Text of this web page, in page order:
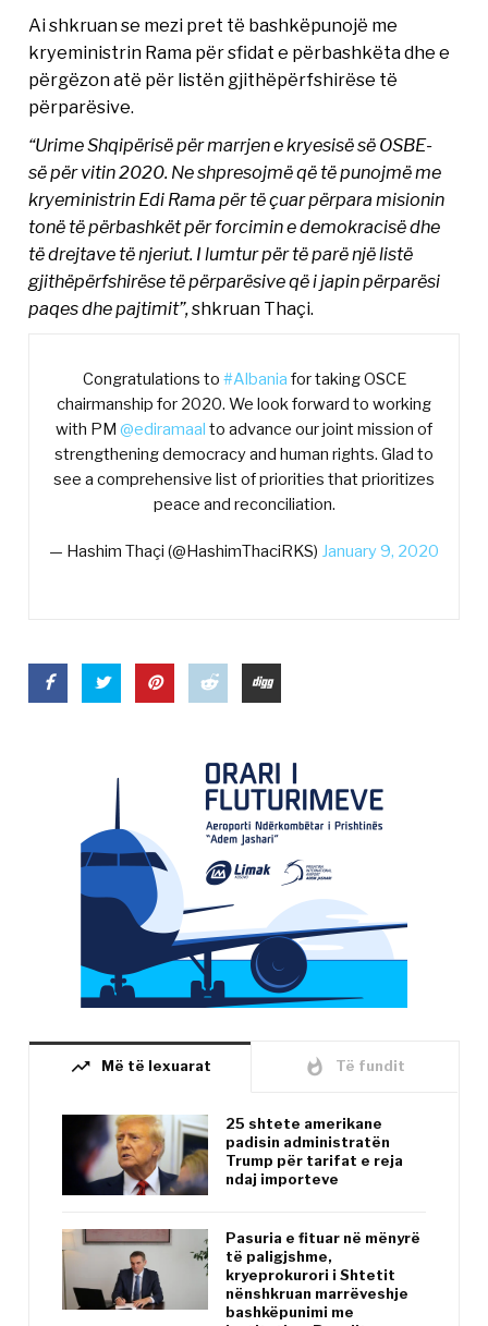
Ai shkruan se mezi pret të bashkëpunojë me
kryeministrin Rama për sfidat e përbashkëta dhe e
përgëzon atë për listën gjithëpërfshirëse të
përparësive.
“Urime Shqipërisë për marrjen e kryesisë së OSBE-
së për vitin 2020. Ne shpresojmë që të punojmë me
kryeministrin Edi Rama për të çuar përpara misionin
tonë të përbashkët për forcimin e demokracisë dhe
të drejtave të njeriut. I lumtur për të parë një listë
gjithëpërfshirëse të përparësive që i japin përparësi
paqes dhe pajtimit”,shkruan Thaçi.
Congratulations to #Albania for taking OSCE
chairmanship for 2020. We look forward to working
with PM @ediramaal to advance our joint mission of
strengthening democracy and human rights. Glad to
see a comprehensive list of priorities that prioritizes
peace and reconciliation.
— Hashim Thaçi (@HashimThaciRKS) January 9, 2020
trending_up Më të lexuarat whatshot Të fundit
25 shtete amerikane
padisin administratën
Trump për tarifat e reja
ndaj importeve
Pasuria e fituar në mënyrë
të paligjshme,
kryeprokurori i Shtetit
nënshkruan marrëveshje
bashkëpunimi me